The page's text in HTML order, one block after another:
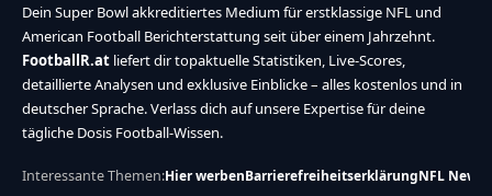
Dein Super Bowl akkreditiertes Medium für erstklassige NFL und
American Football Berichterstattung seit über einem Jahrzehnt.
FootballR.at liefert dir topaktuelle Statistiken, Live-Scores,
detaillierte Analysen und exklusive Einblicke – alles kostenlos und in
deutscher Sprache. Verlass dich auf unsere Expertise für deine
tägliche Dosis Football-Wissen.
Interessante Themen:Hier werbenBarrierefreiheitserklärungNFL News